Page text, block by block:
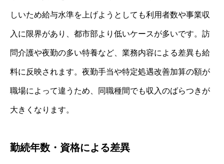
しいため給与水準を上げようとしても利用者数や事業収
入に限界があり、都市部より低いケースが多いです。訪
問介護や夜勤の多い特養など、業務内容による差異も給
料に反映されます。夜勤手当や特定処遇改善加算の額が
職場によって違うため、同職種間でも収入のばらつきが
大きくなります。
勤続年数・資格による差異